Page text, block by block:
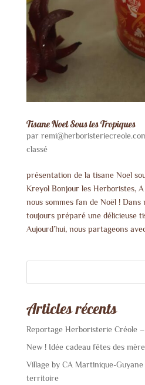
Tisane Noel Sous les Tropiques
par
classé
présentation de la tisane Noel
Kreyol Bonjour les Herboristes,
nous sommes fan de Noël !
toujours préparé une délicieuse
Aujourd’hui, nous partageons
Articles récents
Reportage Herboristerie Créole
New ! Idée cadeau fêtes des
Village by CA Martinique-
territoire